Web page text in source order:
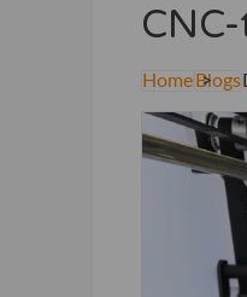
Home Blogs